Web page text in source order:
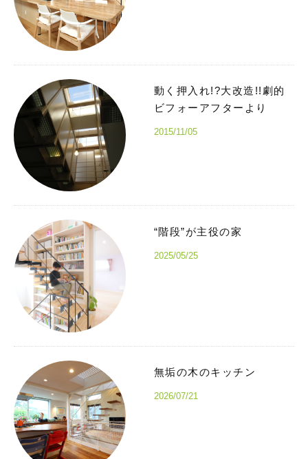
動く押入れ!?大改造!!劇的
ビフォーアフターより
2015/11/05
“階段”が主役の家
2025/05/25
無垢の木のキッチン
2026/07/21